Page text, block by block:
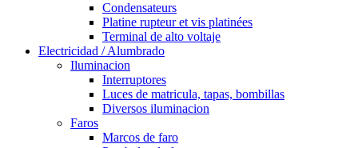
Condensateurs
Platine rupteur et vis platinées
Terminal de alto voltaje
Electricidad / Alumbrado
Iluminacion
Interruptores
Luces de matricula, tapas, bombillas
Diversos iluminacion
Faros
Marcos de faro